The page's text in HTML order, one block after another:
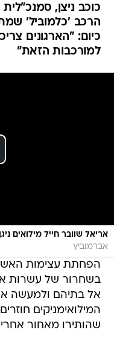
כוכב ניצן,
הרכב 'כלמוביל'
כיום: "הארגונים
למורכבות הזאת"
אריאל שוובר חייל מילואים
אברמוביץ
הפחתת עצימות האש
בשחרור של עשרות
אל בתיהם ולמעשה
המילואימניקים
שהותירו מאחור